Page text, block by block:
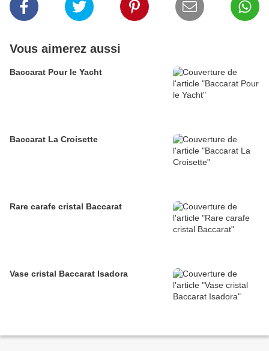
Vous aimerez aussi
Baccarat Pour le Yacht
Baccarat La Croisette
Rare carafe cristal Baccarat
Vase cristal Baccarat Isadora